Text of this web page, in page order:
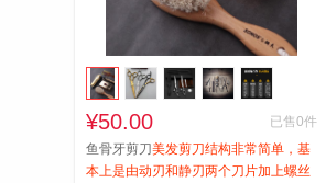
¥50.00
已售0件
鱼骨牙剪刀美发剪刀结构非常简单，基
本上是由动刃和静刃两个刀片加上螺丝